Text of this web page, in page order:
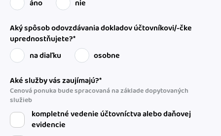
áno nie
Aký spôsob odovzdávania dokladov účtovníkovi/-čke
uprednostňujete?*
na diaľku
osobne
Aké služby vás zaujímajú?*
Cenová ponuka bude spracovaná na základe dopytovaných
služieb
kompletné vedenie účtovníctva alebo daňovej
evidencie